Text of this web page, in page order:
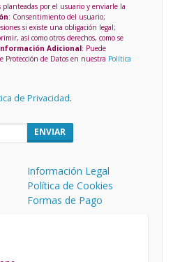
planteadas por el usuario y enviarle la
: Consentimiento del usuario;
si existe una obligación legal;
así como otros derechos, como se
Adicional: Puede
Protección de Datos en nuestra Política
de Privacidad.
ENVIAR
Información Legal
Política de Cookies
Formas de Pago